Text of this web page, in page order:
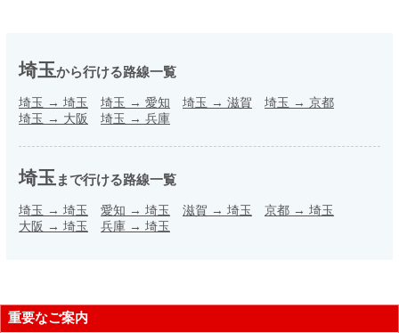
埼玉から行ける路線一覧
埼玉 → 埼玉 埼玉 → 愛知 埼玉 → 滋賀 埼玉 → 京都
埼玉 → 大阪 埼玉 → 兵庫
埼玉 まで行ける路線一覧
埼玉 → 埼玉 愛知 → 埼玉 滋賀 → 埼玉 京都 → 埼玉
大阪 → 埼玉 兵庫 → 埼玉
重要なご案内